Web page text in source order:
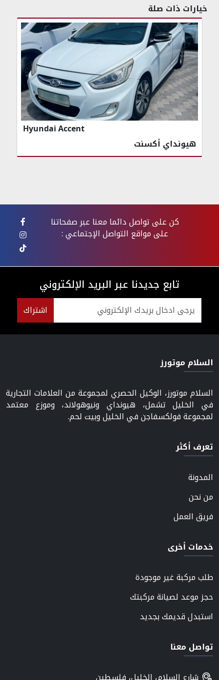
خيارات ذات صلة
Hyundai Accent
هيونداي أكسنت
كن على تواصل دائما معنا عبر صفحاتنا
على مواقع التواصل الإجتماعي :
تابع جديدنا عبر البريد الإلكتروني
اشتراك
السلام موتورز
السلام موتورز، الوكيل الحصري لمجموعة من العلامات التجارية
في الخليل تشمل، هيونداي ونيوهولاند، وموزع معتمد
لمجموعة فولكسفاجن في الخليل وبيت لحم.
تعرف أكثر
المدونة
من نحن
فريق العمل
خدمات أخرى
طلب مركبة غير موجودة
حجز موعد لصيانة مركبتك
استبدل قديمك بجديد
تواصل معنا